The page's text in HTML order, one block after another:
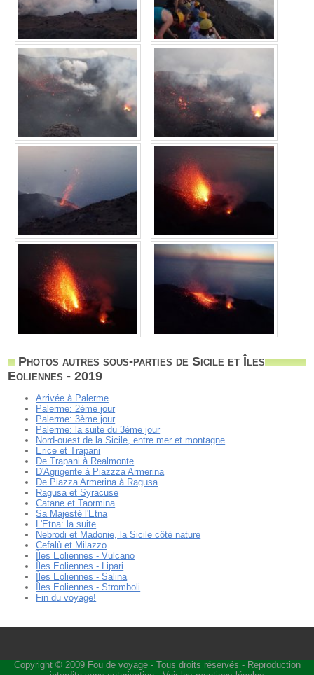
Photos autres sous-parties de Sicile et Îles
Eoliennes - 2019
Arrivée à Palerme
Palerme: 2ème jour
Palerme: 3ème jour
Palerme: la suite du 3ème jour
Nord-ouest de la Sicile, entre mer et montagne
Erice et Trapani
De Trapani à Realmonte
D'Agrigente à Piazzza Armerina
De Piazza Armerina à Ragusa
Ragusa et Syracuse
Catane et Taormina
Sa Majesté l'Etna
L'Etna: la suite
Nebrodi et Madonie, la Sicile côté nature
Cefalù et Milazzo
Îles Eoliennes - Vulcano
Îles Eoliennes - Lipari
Îles Eoliennes - Salina
Îles Eoliennes - Stromboli
Fin du voyage!
Copyright © 2009 Fou de voyage- Tous droits réservés - Reproduction